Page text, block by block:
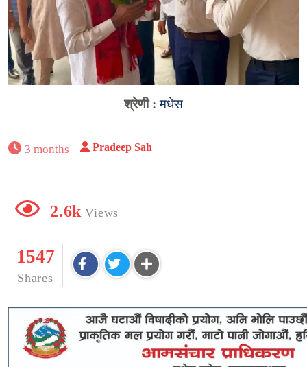
श्रेणी :मधेस
3 months Pradeep Sah
2.6k Views
1547
Shares